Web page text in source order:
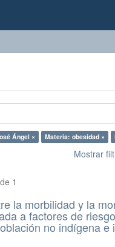
Ángel × Materia: obesidad ×
Mostrar
1
la morbilidad y la
a factores de riesgo
no indígena e